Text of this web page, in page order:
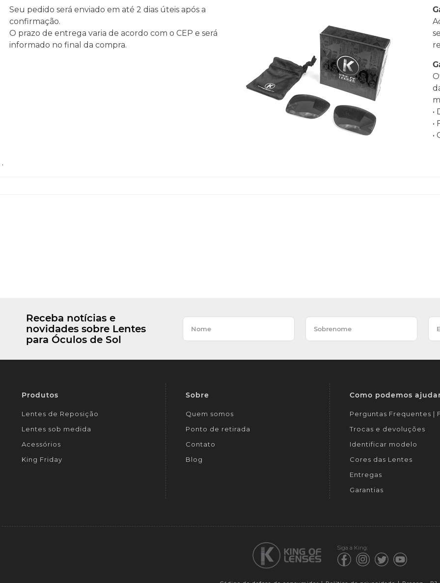
Seu pedido será enviado em até 2 dias úteis após a
confirmação.
O prazo de entrega varia de acordo com o CEP e será
informado no final da compra.
•
•
•
.
Receba notícias e
novidades sobre Lentes
para Óculos de Sol
Produtos
Lentes de Reposição
Lentes sob medida
Acessórios
King Friday
Sobre
Quem somos
Ponto de retirada
Contato
Blog
Como podemos
Perguntas Frequentes |
Trocas e devoluções
Identificar modelo
Cores das Lentes
Entregas
Garantias
Siga a King: